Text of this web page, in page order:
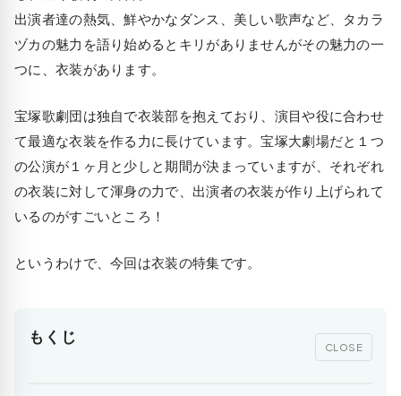
出演者達の熱気、鮮やかなダンス、美しい歌声など、タカラ
ヅカの魅力を語り始めるとキリがありませんがその魅力の一
つに、衣装があります。
宝塚歌劇団は独自で衣装部を抱えており、演目や役に合わせ
て最適な衣装を作る力に長けています。宝塚大劇場だと１つ
の公演が１ヶ月と少しと期間が決まっていますが、それぞれ
の衣装に対して渾身の力で、出演者の衣装が作り上げられて
いるのがすごいところ！
というわけで、今回は衣装の特集です。
もくじ
CLOSE